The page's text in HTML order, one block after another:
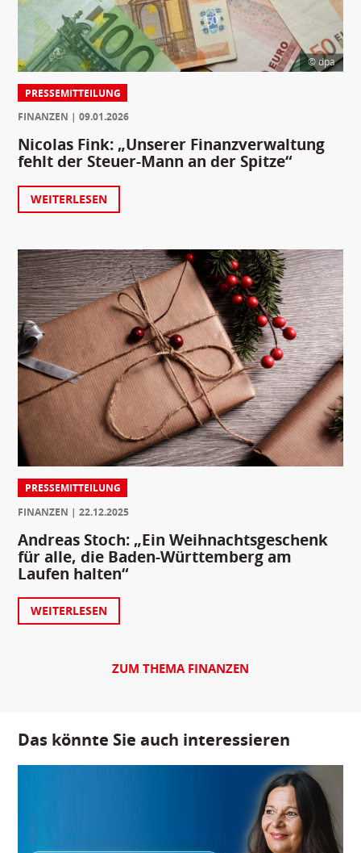
© dpa
PRESSEMITTEILUNG
FINANZEN
09.01.2026
Nicolas Fink: „Unserer Finanzverwaltung
fehlt der Steuer-Mann an der Spitze“
WEITERLESEN
PRESSEMITTEILUNG
FINANZEN
22.12.2025
Andreas Stoch: „Ein Weihnachtsgeschenk
für alle, die Baden-Württemberg am
Laufen halten“
WEITERLESEN
ZUM THEMA FINANZEN
Das könnte Sie auch interessieren